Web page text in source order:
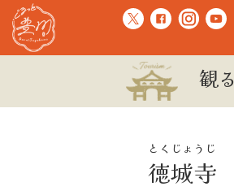
観る
徳城寺
とくじょうじ